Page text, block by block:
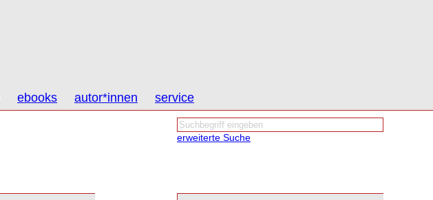
ebooks autor*innen service
erweiterte Suche